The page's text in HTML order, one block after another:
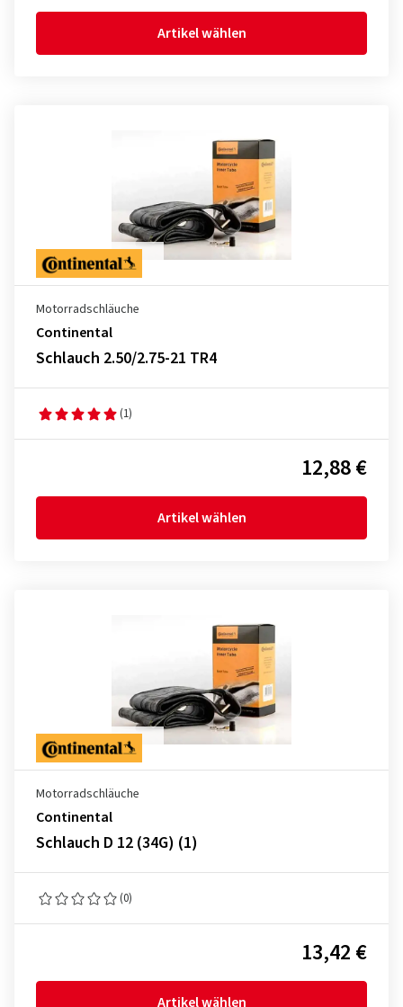
Artikel wählen
Motorradschläuche
Continental
Schlauch 2.50/2.75-21 TR4
(1)
12,88 €
Artikel wählen
Motorradschläuche
Continental
Schlauch D 12 (34G) (1)
(0)
13,42 €
Artikel wählen